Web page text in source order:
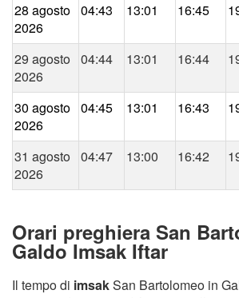
28 agosto
2026
04:43 13:01 16:45
29 agosto
2026
04:44 13:01 16:44
30 agosto
2026
04:45 13:01 16:43
31 agosto
2026
04:47 13:00 16:42
Orari preghiera San
Galdo Imsak Iftar
Il tempo di imsakSan Bartolomeo in